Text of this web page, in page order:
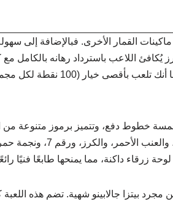
القمار الأخرى. فبالإضافة إلى
يُكافئ اللاعب باسترداد رهانه بالكامل
وخمسة خطوط دفع، وتتميز برموز متنوعة من
هي البرتقال، والبرتقال،